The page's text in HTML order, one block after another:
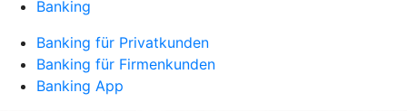
Banking
Banking für Privatkunden
Banking für Firmenkunden
Banking App